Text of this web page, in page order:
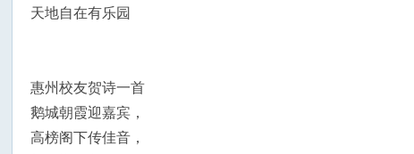
天地自在有乐园
惠州校友贺诗一首
鹅城朝霞迎嘉宾，
高榜阁下传佳音，